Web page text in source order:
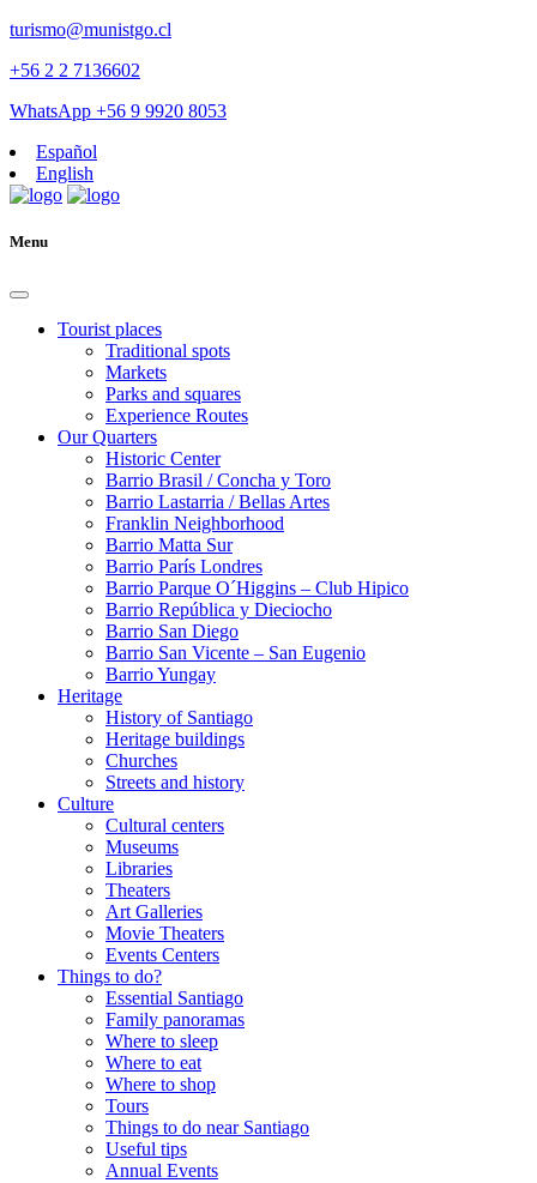
turismo@munistgo.cl
+56 2 2 7136602
WhatsApp +56 9 9920 8053
Español
English
Menu
Tourist places
Traditional spots
Markets
Parks and squares
Experience Routes
Our Quarters
Historic Center
Barrio Brasil / Concha y Toro
Barrio Lastarria / Bellas Artes
Franklin Neighborhood
Barrio Matta Sur
Barrio Parí­s Londres
Barrio Parque O´Higgins – Club Hipico
Barrio República y Dieciocho
Barrio San Diego
Barrio San Vicente – San Eugenio
Barrio Yungay
Heritage
History of Santiago
Heritage buildings
Churches
Streets and history
Culture
Cultural centers
Museums
Libraries
Theaters
Art Galleries
Movie Theaters
Events Centers
Things to do?
Essential Santiago
Family panoramas
Where to sleep
Where to eat
Where to shop
Tours
Things to do near Santiago
Useful tips
Annual Events